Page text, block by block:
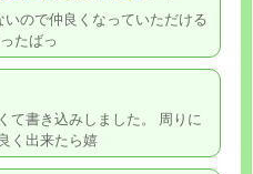
ので仲良くなっていただける
たばっ
て書き込みしました。 周りに
く出来たら嬉